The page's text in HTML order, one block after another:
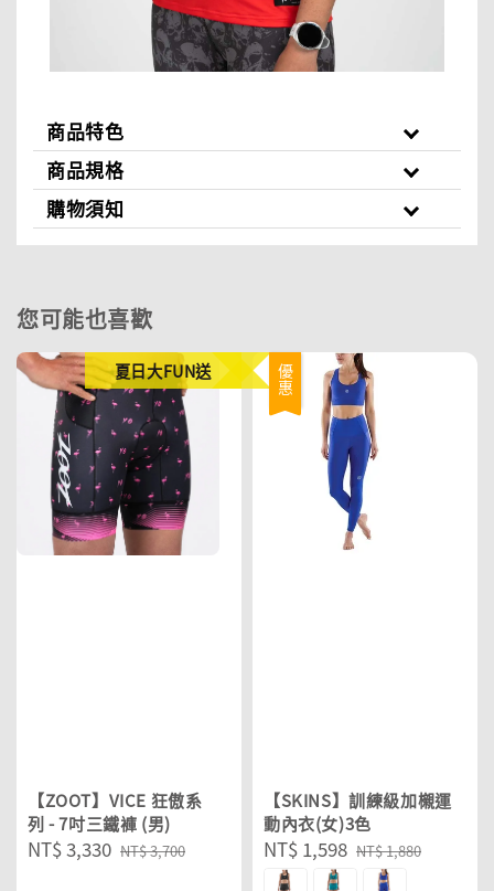
商品特色
商品規格
購物須知
您可能也喜歡
夏日大FUN送
【ZOOT】VICE 狂傲系
列 - 7吋三鐵褲 (男)
Sale
NT$ 3,330 Regular
NT$ 3,700
優惠
【SKINS】訓練級加櫬運
動內衣(女)3色
Sale
price
NT$ 1,598 Regular
price
NT$ 1,880